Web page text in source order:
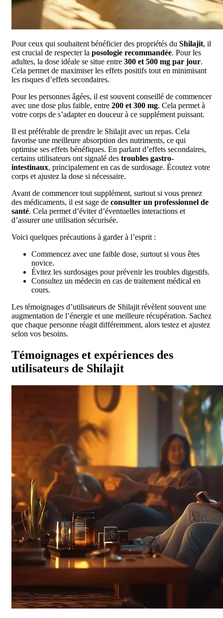
Pour ceux qui souhaitent bénéficier des propriétés du Shilajit, il
est crucial de respecter la posologie recommandée. Pour les
adultes, la dose idéale se situe entre 300 et 500 mg par jour.
Cela permet de maximiser les effets positifs tout en minimisant
les risques d’effets secondaires.
Pour les personnes âgées, il est souvent conseillé de commencer
avec une dose plus faible, entre 200 et 300 mg. Cela permet à
votre corps de s’adapter en douceur à ce supplément puissant.
Il est préférable de prendre le Shilajit avec un repas. Cela
favorise une meilleure absorption des nutriments, ce qui
optimise ses effets bénéfiques. En parlant d’effets secondaires,
certains utilisateurs ont signalé des troubles gastro-
intestinaux, principalement en cas de surdosage. Écoutez votre
corps et ajustez la dose si nécessaire.
Avant de commencer tout supplément, surtout si vous prenez
des médicaments, il est sage de consulter un professionnel de
santé. Cela permet d’éviter d’éventuelles interactions et
d’assurer une utilisation sécurisée.
Voici quelques précautions à garder à l’esprit :
Commencez avec une faible dose, surtout si vous êtes
novice.
Évitez les surdosages pour prévenir les troubles digestifs.
Consultez un médecin en cas de traitement médical en
cours.
Les témoignages d’utilisateurs de Shilajit révèlent souvent une
augmentation de l’énergie et une meilleure récupération. Sachez
que chaque personne réagit différemment, alors testez et ajustez
selon vos besoins.
Témoignages et expériences des
utilisateurs de Shilajit